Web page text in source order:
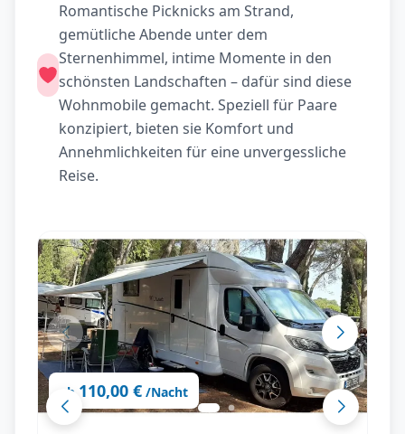
Romantische Picknicks am Strand,
gemütliche Abende unter dem
Sternenhimmel, intime Momente in den
schönsten Landschaften – dafür sind diese
Wohnmobile gemacht. Speziell für Paare
konzipiert, bieten sie Komfort und
Annehmlichkeiten für eine unvergessliche
Reise.
ab 110,00 € /Nacht